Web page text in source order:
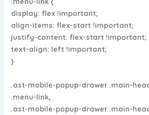
display: flex !important;
align-items: flex-start !important;
justify-content: flex-start !important;
text-align: left !important;
}
.ast-mobile-popup-drawer .main-
.menu-link,
.ast-mobile-popup-drawer .main-